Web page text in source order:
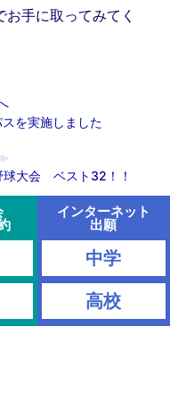
手に取ってみてく
を実施しました
大会 ベスト32！！
インターネット
出願
中学
高校